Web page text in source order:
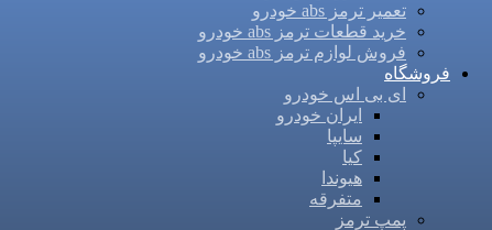
تعمیر ترمز abs خودرو
خرید قطعات ترمز abs خودرو
فروش لوازم ترمز abs خودرو
فروشگاه
ای بی اس خودرو
ایران خودرو
سایپا
کیا
هیوندا
متفرقه
پمپ ترمز